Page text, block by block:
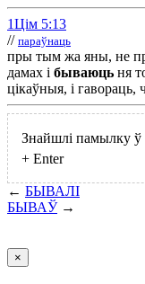
1Цім 5:13
// параўнаць
пры тым жа яны, не
дамах і бываюць ня
цікаўныя, і гавораць,
Знайшлі памылку ў
+ Enter
← БЫВАЛІ
БЫВАЎ→
×